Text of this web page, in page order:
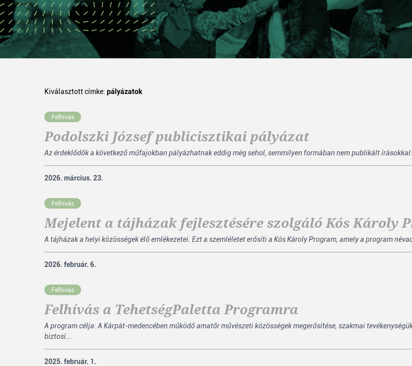
Kiválasztott címke: pályázatok
Felhívás
Podolszki József publicisztikai pályázat
Az érdeklődők a következő műfajokban pályázhatnak eddig még sehol, semmilyen formában nem publikált
2026. március. 23.
Felhívás
Mejelent a tájházak fejlesztésére szolgáló Kós Károly
A tájházak a helyi közösségek élő emlékezetei. Ezt a szemléletet erősíti a Kós Károly Program, amely a program
2026. február. 6.
Felhívás
Felhívás a TehetségPaletta Programra
A program célja: A Kárpát-medencében működő amatőr művészeti közösségek megerősítése, szakmai
biztosí...
2025. február. 1.